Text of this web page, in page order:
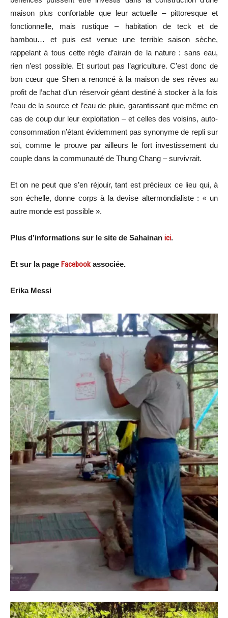
maison plus confortable que leur actuelle – pittoresque et
fonctionnelle, mais rustique – habitation de teck et de
bambou… et puis est venue une terrible saison sèche,
rappelant à tous cette règle d’airain de la nature : sans eau,
rien n’est possible. Et surtout pas l’agriculture. C’est donc de
bon cœur que Shen a renoncé à la maison de ses rêves au
profit de l’achat d’un réservoir géant destiné à stocker à la fois
l’eau de la source et l’eau de pluie, garantissant que même en
cas de coup dur leur exploitation – et celles des voisins, auto-
consommation n’étant évidemment pas synonyme de repli sur
soi, comme le prouve par ailleurs le fort investissement du
couple dans la communauté de Thung Chang – survivrait.
Et on ne peut que s’en réjouir, tant est précieux ce lieu qui, à
son échelle, donne corps à la devise altermondialiste : « un
autre monde est possible ».
Plus d’informations sur le site de Sahainan ici.
Et sur la page Facebook associée.
Erika Messi